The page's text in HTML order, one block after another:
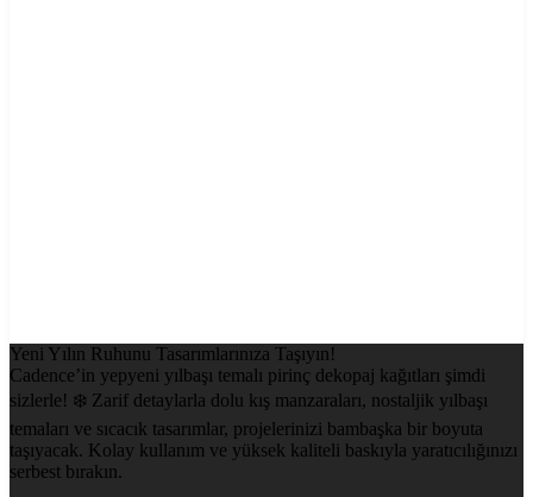
Yeni Yılın Ruhunu Tasarımlarınıza Taşıyın!
Cadence’in yepyeni yılbaşı temalı pirinç dekopaj kağıtları şimdi
sizlerle! ❄️ Zarif detaylarla dolu kış manzaraları, nostaljik yılbaşı
temaları ve sıcacık tasarımlar, projelerinizi bambaşka bir boyuta
taşıyacak. Kolay kullanım ve yüksek kaliteli baskıyla yaratıcılığınızı
serbest bırakın.